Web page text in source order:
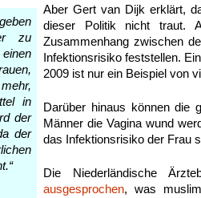
zu
in
der
der
Aber Gert van Dijk erklärt,
dieser Politik nicht traut.
Zusammenhang zwischen
Infektionsrisiko feststellen.
2009 ist nur ein Beispiel von
Darüber hinaus können die
Männer die Vagina wund
das Infektionsrisiko der Frau
Die Niederländische
ausgesprochen, was